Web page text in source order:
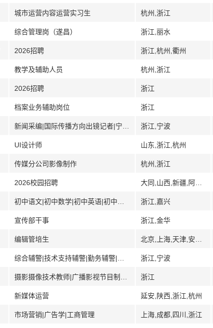
城市运营内容运营实习生 杭州,浙江
综合管理岗（遂昌） 浙江,丽水
2026招聘 浙江,杭州,衢州
教学及辅助人员 杭州,浙江
2026招聘 浙江
档案业务辅助岗位 浙江
浙江,宁波
UI设计师 山东,浙江,杭州
传媒分公司影像制作 杭州,浙江
2026校园招聘
浙江,嘉兴
宣传部干事 浙江,金华
编辑管培生
浙江,宁波
浙江
新媒体运营 延安,陕西,浙江,杭州
市场营销|广告学|工商管理 上海,成都,四川,浙江